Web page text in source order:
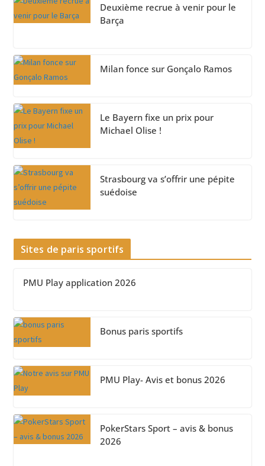
Deuxième recrue à venir pour le
Barça
Milan fonce sur Gonçalo Ramos
Le Bayern fixe un prix pour
Michael Olise !
Strasbourg va s’offrir une pépite
suédoise
Sites de paris sportifs
PMU Play application 2026
Bonus paris sportifs
PMU Play- Avis et bonus 2026
PokerStars Sport – avis & bonus
2026